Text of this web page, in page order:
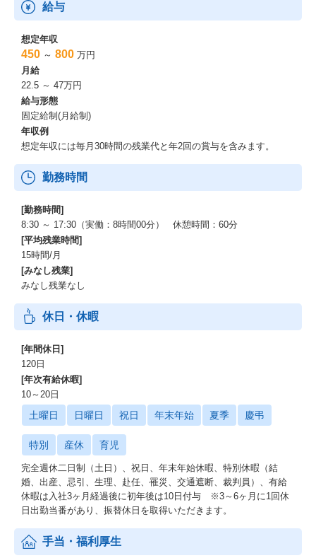
給与
想定年収
450 ～ 800 万円
月給
22.5 ～ 47万円
給与形態
固定給制(月給制)
年収例
想定年収には毎月30時間の残業代と年2回の賞与を含みます。
勤務時間
[勤務時間]
8:30 ～ 17:30（実働：8時間00分） 休憩時間：60分
[平均残業時間]
15時間/月
[みなし残業]
みなし残業なし
休日・休暇
[年間休日]
120日
[年次有給休暇]
10～20日
土曜日 日曜日 祝日 年末年始 夏季 慶弔
特別 産休 育児
完全週休二日制（土日）、祝日、年末年始休暇、特別休暇（結
婚、出産、忌引、生理、赴任、罹災、交通遮断、裁判員）、有給
休暇は入社3ヶ月経過後に初年後は10日付与 ※3～6ヶ月に1回休
日出勤当番があり、振替休日を取得いただきます。
手当・福利厚生